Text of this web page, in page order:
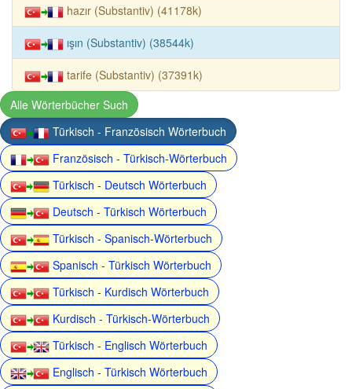
hazır (Substantiv) (41178k)
ışın (Substantiv) (38544k)
tarife (Substantiv) (37391k)
Alle Wörterbücher Such
Türkisch - Französisch Wörterbuch
Französisch - Türkisch-Wörterbuch
Türkisch - Deutsch Wörterbuch
Deutsch - Türkisch Wörterbuch
Türkisch - Spanisch-Wörterbuch
Spanisch - Türkisch Wörterbuch
Türkisch - Kurdisch Wörterbuch
Kurdisch - Türkisch-Wörterbuch
Türkisch - Englisch Wörterbuch
Englisch - Türkisch Wörterbuch